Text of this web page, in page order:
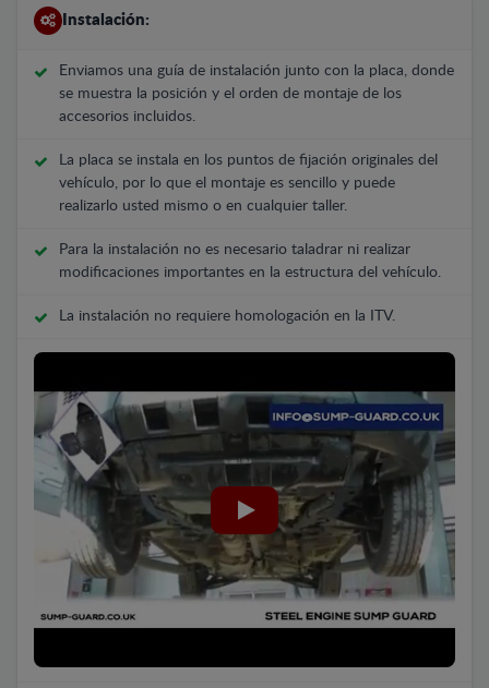
Instalación:
Enviamos una guía de instalación junto con la placa, donde
se muestra la posición y el orden de montaje de los
accesorios incluidos.
La placa se instala en los puntos de fijación originales del
vehículo, por lo que el montaje es sencillo y puede
realizarlo usted mismo o en cualquier taller.
Para la instalación no es necesario taladrar ni realizar
modificaciones importantes en la estructura del vehículo.
La instalación no requiere homologación en la ITV.